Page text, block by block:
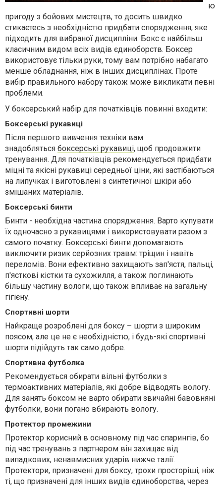
ю
пригоду з бойових мистецтв, то досить швидко
стикаєтесь з необхідністю придбати спорядження, яке
підходить для вибраної дисципліни. Бокс є найбільш
класичним видом всіх видів єдиноборств. Боксер
використовує тільки руки, тому вам потрібно набагато
менше обладнання, ніж в інших дисциплінах. Проте
вибір правильного набору також може викликати певні
проблеми.
У боксерський набір для початківців повинні входити:
Боксерські рукавиці
Після першого вивчення техніки вам
знадобляться боксерські рукавиці, щоб продовжити
тренування. Для початківців рекомендується придбати
міцні та якісні рукавиці середньої ціни, які застібаються
на липучках і виготовлені з синтетичної шкіри або
змішаних матеріалів.
Боксерські бинти
Бинти - необхідна частина спорядження. Варто купувати
їх одночасно з рукавицями і використовувати разом з
самого початку. Боксерські бинти допомагають
виключити ризик серйозних травм: тріщин і навіть
переломів. Вони ефективно захищають зап'ястя, пальці,
п'ясткові кістки та сухожилля, а також поглинають
більшу частину вологи, що також впливає на загальну
гігієну.
Спортивні шорти
Найкраще розроблені для боксу – шорти з широким
поясом, але це не є необхідністю, і будь-які спортивні
шорти підійдуть так само добре.
Спортивна футболка
Рекомендується обирати вільні футболки з
термоактивних матеріалів, які добре відводять вологу.
Для занять боксом не варто обирати звичайні бавовняні
футболки, вони погано вбирають вологу.
Протектор промежини
Протектор корисний в основному під час спарингів, бо
під час тренувань з партнером він захищає від
випадкових, ненавмисних ударів нижче талії.
Протектори, призначені для боксу, трохи просторіші, ніж
ті, що призначені для інших видів єдиноборства, через